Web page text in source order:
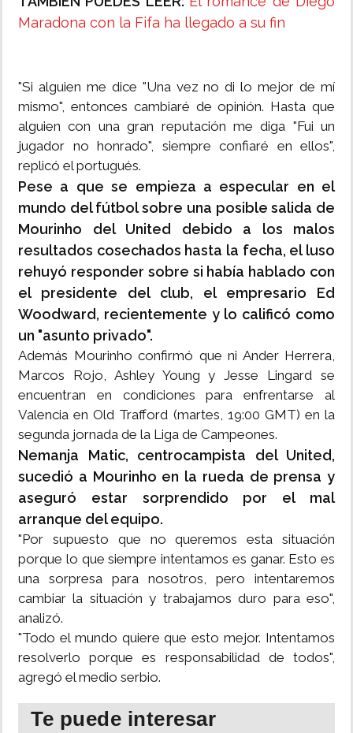
Maradona con la Fifa ha llegado a su fin
"Si alguien me dice "Una vez no di lo mejor de mí
mismo", entonces cambiaré de opinión. Hasta que
alguien con una gran reputación me diga "Fui un
jugador no honrado", siempre confiaré en ellos",
replicó el portugués.
Pese a que se empieza a especular en el
mundo del fútbol sobre una posible salida de
Mourinho del United debido a los malos
resultados cosechados hasta la fecha, el luso
rehuyó responder sobre si había hablado con
el presidente del club, el empresario Ed
Woodward, recientemente y lo calificó como
un "asunto privado".
Además Mourinho confirmó que ni Ander Herrera,
Marcos Rojo, Ashley Young y Jesse Lingard se
encuentran en condiciones para enfrentarse al
Valencia en Old Trafford (martes, 19:00 GMT) en la
segunda jornada de la Liga de Campeones.
Nemanja Matic, centrocampista del United,
sucedió a Mourinho en la rueda de prensa y
aseguró estar sorprendido por el mal
arranque del equipo.
"Por supuesto que no queremos esta situación
porque lo que siempre intentamos es ganar. Esto es
una sorpresa para nosotros, pero intentaremos
cambiar la situación y trabajamos duro para eso",
analizó.
"Todo el mundo quiere que esto mejor. Intentamos
resolverlo porque es responsabilidad de todos",
agregó el medio serbio.
Te puede interesar